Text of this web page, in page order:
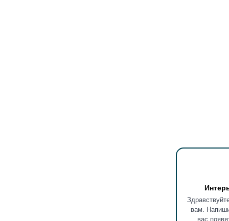
вам.
вас